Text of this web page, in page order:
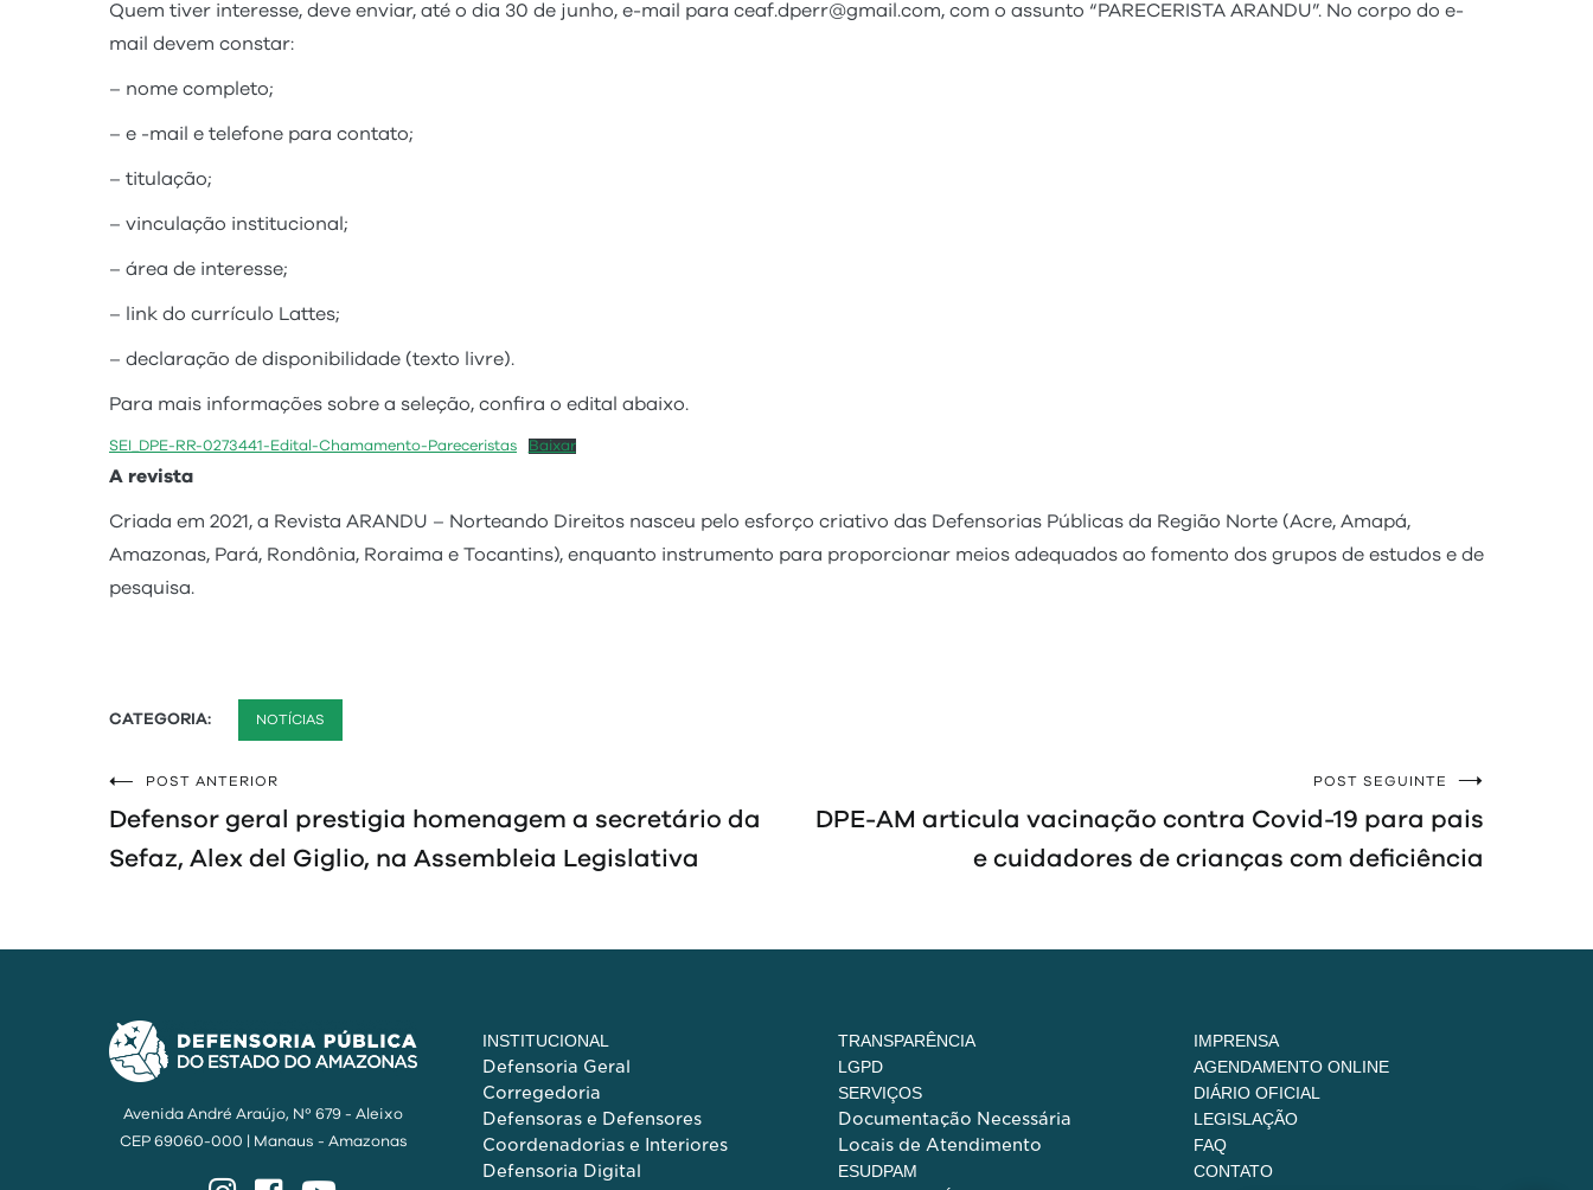
Quem tiver interesse, deve enviar, até o dia 30 de junho, e-mail para ceaf.dperr@gmail.com, com o assunto “PARECERISTA ARANDU”. No corpo do e-
mail devem constar:
– nome completo;
– e -mail e telefone para contato;
– titulação;
– vinculação institucional;
– área de interesse;
– link do currículo Lattes;
– declaração de disponibilidade (texto livre).
Para mais informações sobre a seleção, confira o edital abaixo.
SEI_DPE-RR-0273441-Edital-Chamamento-Pareceristas Baixar
A revista
Criada em 2021, a Revista ARANDU – Norteando Direitos nasceu pelo esforço criativo das Defensorias Públicas da Região Norte (Acre, Amapá,
Amazonas, Pará, Rondônia, Roraima e Tocantins), enquanto instrumento para proporcionar meios adequados ao fomento dos grupos de estudos e de
pesquisa.
CATEGORIA: NOTÍCIAS
Navegação
de
POST ANTERIOR
Defensor geral prestigia homenagem a secretário da
Sefaz, Alex del Giglio, na Assembleia Legislativa
POST SEGUINTE
DPE-AM articula vacinação contra Covid-19 para pais
e cuidadores de crianças com deficiência
Avenida André Araújo, Nº 679 - Aleixo
CEP 69060-000 | Manaus - Amazonas
InstagramFacebook
INSTITUCIONAL
Defensoria Geral
Corregedoria
Defensoras e Defensores
Coordenadorias e Interiores
Defensoria Digital
TRANSPARÊNCIA
LGPD
SERVIÇOS
Documentação Necessária
Locais de Atendimento
ESUDPAM
IMPRENSA
AGENDAMENTO ONLINE
DIÁRIO OFICIAL
LEGISLAÇÃO
FAQ
CONTATO